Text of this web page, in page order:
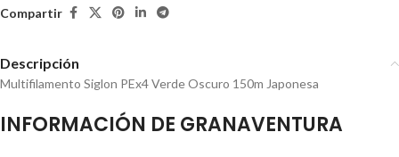
Compartir
Descripción
Multifilamento Siglon PEx4 Verde Oscuro 150m Japonesa
INFORMACIÓN DE GRANAVENTURA